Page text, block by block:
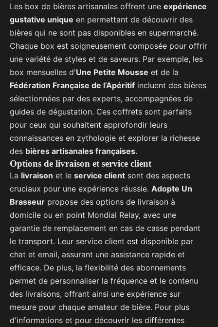
Les box de bières artisanales offrent une expérience
gustative unique en permettant de découvrir des
bières qui ne sont pas disponibles en supermarché.
Chaque box est soigneusement composée pour offrir
une variété de styles et de saveurs. Par exemple, les
box mensuelles d'Une Petite Mousse et de la
Fédération Française de l’Apéritif incluent des bières
sélectionnées par des experts, accompagnées de
guides de dégustation. Ces coffrets sont parfaits
pour ceux qui souhaitent approfondir leurs
connaissances en zythologie et explorer la richesse
des bières artisanales françaises.
Options de livraison et service client
La livraison et le service client sont des aspects
cruciaux pour une expérience réussie. Adopte Un
Brasseur propose des options de livraison à
domicile ou en point Mondial Relay, avec une
garantie de remplacement en cas de casse pendant
le transport. Leur service client est disponible par
chat et email, assurant une assistance rapide et
efficace. De plus, la flexibilité des abonnements
permet de personnaliser la fréquence et le contenu
des livraisons, offrant ainsi une expérience sur
mesure pour chaque amateur de bière. Pour plus
d'informations et pour découvrir les différentes